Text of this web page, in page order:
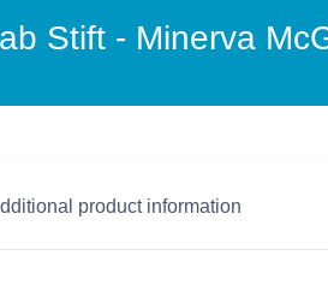
Stift - Minerva
product information